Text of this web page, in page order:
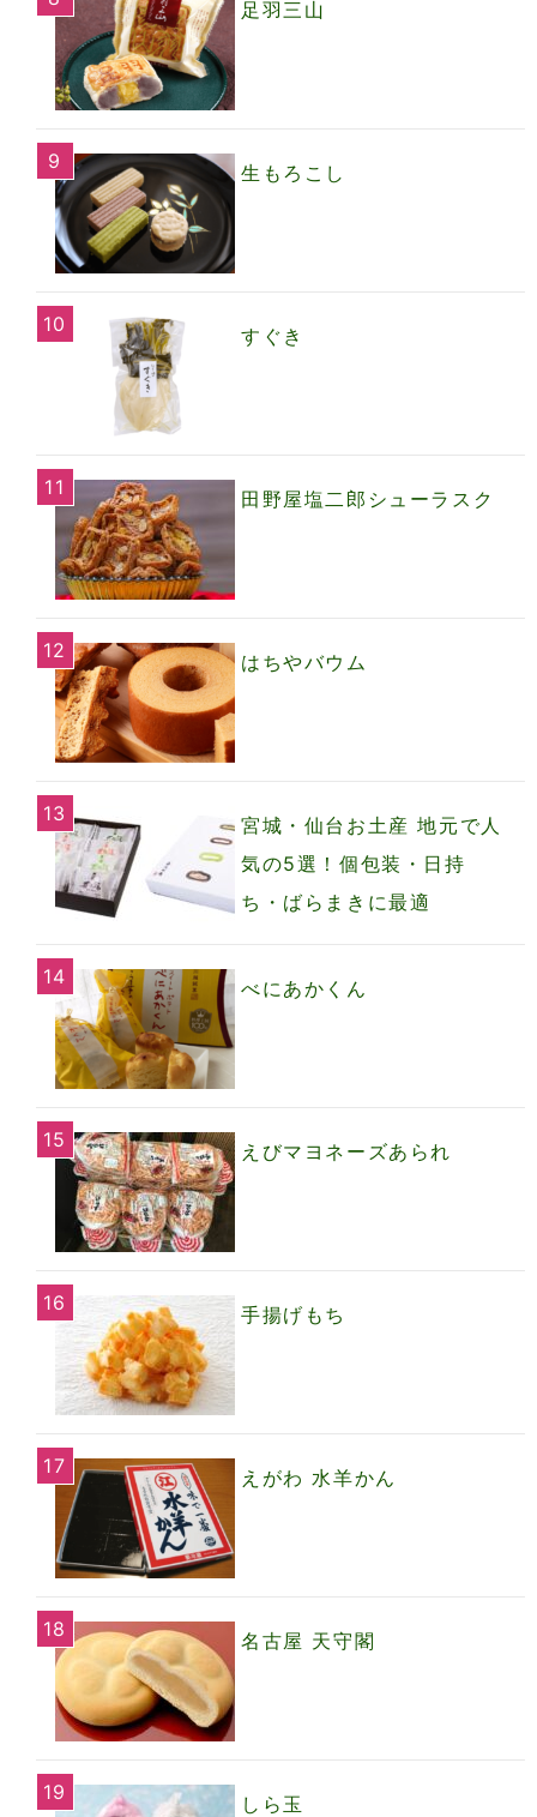
足羽三山
生もろこし
すぐき
田野屋塩二郎シューラスク
はちやバウム
宮城・仙台お土産 地元で人
気の5選！個包装・日持
ち・ばらまきに最適
べにあかくん
えびマヨネーズあられ
手揚げもち
えがわ 水羊かん
名古屋 天守閣
しら玉